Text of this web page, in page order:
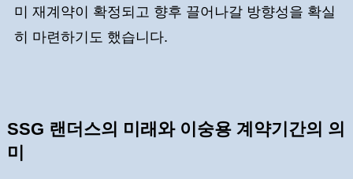
미 재계약이 확정되고 향후 끌어나갈 방향성을 확실
히 마련하기도 했습니다.
SSG 랜더스의 미래와 이숭용 계약기간의 의
미